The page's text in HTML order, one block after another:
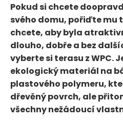
Pokud si chcete
svého domu, pořiďte mu
chcete, aby byla
dlouho, dobře a bez
vyberte si terasu z WPC.
ekologický materiál na
plastového polymeru,
dřevěný povrch, ale
všechny nežádoucí